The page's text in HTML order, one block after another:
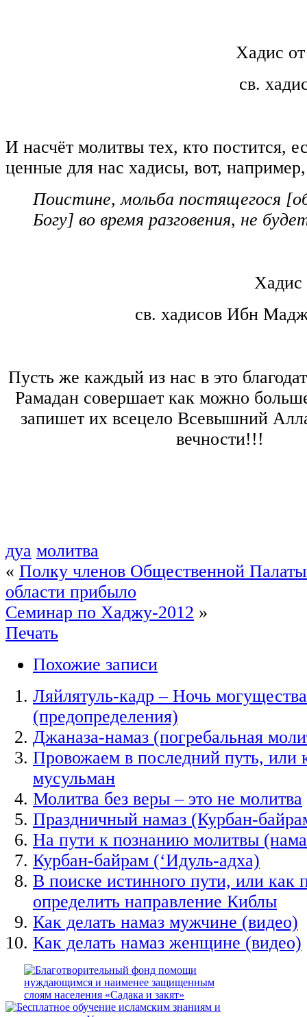
Хадис
св.
И насчёт молитвы тех, кто постится,
ценные для нас хадисы, вот,
Поистине, мольба постящегося
Богу] во время разговения, не
Хадис
св. хадисов Ибн
Пусть же каждый из нас в это
Рамадан совершает как можно
запишет их всецело Всевышний
вечности!!!
дуа молитва
« Полку членов Общественной
области прибыло
Семинар по Хаджу-2012 »
Печать
Похожие записи
Ляйлятуль-кадр ‒ Ночь могущества
(предопределения)
Джаназа-намаз (погребальная
Провожаем в последний путь, или
мусульман
Молитва без веры – это не молитва
Праздничный намаз (Курбан-
На пути к познанию молитвы
Курбан-байрам (‘Идуль-адха)
В поиске истинного пути, или как
определить направление Киблы
Как делать намаз мужчине (видео)
Как делать намаз женщине (видео)